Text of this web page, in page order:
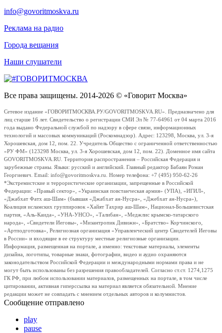
info@govoritmoskva.ru
Реклама на радио
Города вещания
Наши слушатели
Все права защищены. 2014-2026 © «Говорит Москва»
Сетевое издание «ГОВОРИТМОСКВА.РУ/GOVORITMOSKVA.RU». Предназначено для
лиц старше 16 лет. Свидетельство о регистрации СМИ Эл № 77-64961 от 04 марта 2016
года выдано Федеральной службой по надзору в сфере связи, информационных
технологий и массовых коммуникаций (Роскомнадзор). Адрес: 123298, Москва, ул. 3-я
Хорошевская, дом 12, пом. 22. Учредитель Общество с ограниченной ответственностью
«РУ ФМ» (123298 Москва, ул. 3-я Хорошевская, дом 12, пом. 22). Доменное имя сайта
GOVORITMOSKVA.RU. Территория распространения – Российская Федерация и
зарубежные страны. Языки: русский и английский. Главный редактор Бабаян Роман
Георгиевич. Email: info@govoritmoskva.ru. Номер телефона: +7 (495) 950-62-26
*Экстремистские и террористические организации, запрещенные в Российской
Федерации: «Правый сектор», «Украинская повстанческая армия» (УПА), «ИГИЛ»,
«Джабхат Фатх аш-Шам» (бывшая «Джабхат ан-Нусра», «Джебхат ан-Нусра»),
Коалиция исламских группировок «Хайят Тахрир аш-Шам», Национал-Большевистская
партия, «Аль-Каида», «УНА-УНСО», «Талибан», «Меджлис крымско-татарского
народа», «Свидетели Иеговы», «Мизантропик Дивижн», «Братство» Корчинского,
«Артподготовка», Религиозная организация «Управленческий центр Свидетелей Иеговы
в России» и входящие в ее структуру местные религиозные организации.
Информация, размещенная на портале, а именно: текстовые материалы, элементы
дизайна, логотипы, товарные знаки, фотографии, видео и аудио охраняются
законодательством Российской Федерации и международными нормами права и не
могут быть использованы без разрешения правообладателей. Согласно ст.ст. 1274,1275
ГК РФ, при любом использовании материалов, размещенных на портале, в том числе
цитировании, активная гиперссылка на материал является обязательной. Мнение
редакции может не совпадать с мнением отдельных авторов и колумнистов.
Сообщение отправлено
play
pause